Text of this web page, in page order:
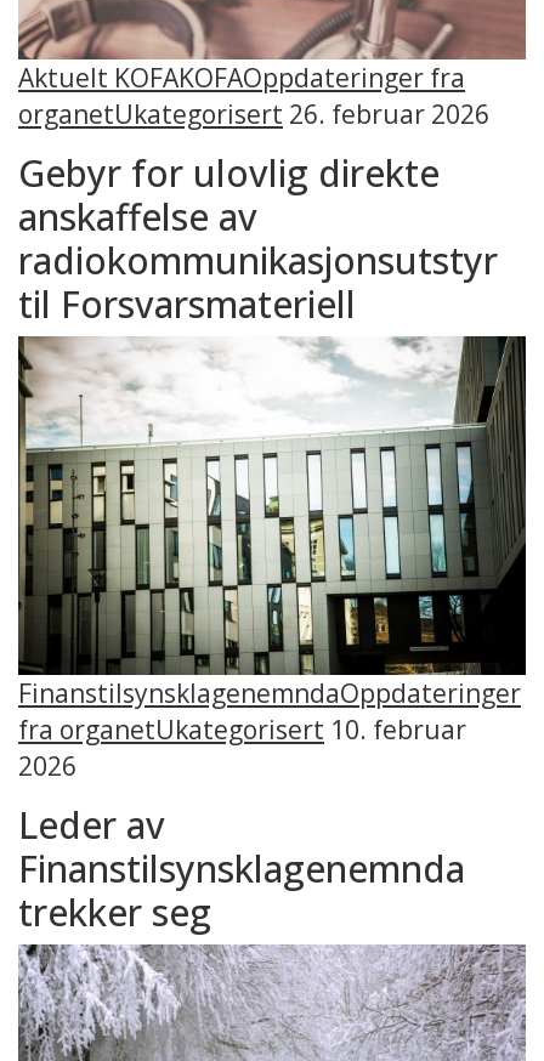
Aktuelt KOFAKOFAOppdateringer fra
organetUkategorisert 26. februar 2026
Gebyr for ulovlig direkte
anskaffelse av
radiokommunikasjonsutstyr
til Forsvarsmateriell
FinanstilsynsklagenemndaOppdateringer
fra organetUkategorisert 10. februar
2026
Leder av
Finanstilsynsklagenemnda
trekker seg